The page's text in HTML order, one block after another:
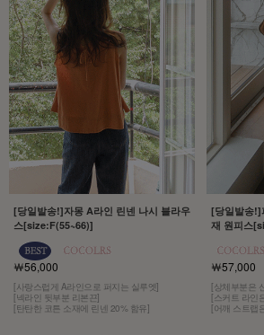
[당일발송!]자몽 A라인 린넨 나시 블라우
스[size:F(55~66)]
￦56,000
[사랑스럽게 A라인으로 퍼지는 실루엣]
[넥라인 뒷부분 리본끈]
[탄탄한 코튼 소재에 린넨 20% 함유]
[당일발송!]
재 원피스
￦57,000
[상체부분은
[스커트 라인
[어깨 스트랩